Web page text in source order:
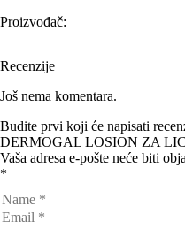
Proizvođač:
Recenzije
Još nema komentara.
Budite prvi koji će napisati
DERMOGAL LOSION ZA
Vaša adresa e-pošte neće biti
*